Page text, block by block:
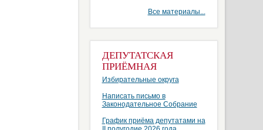
Все материалы...
ДЕПУТАТСКАЯ
ПРИЁМНАЯ
Избирательные округа
Написать письмо в
Законодательное Собрание
График приёма депутатами на